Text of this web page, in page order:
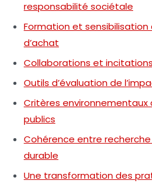
responsabilité sociétale
Formation et
d’achat
Collaborations et
Outils d’évaluation de
Critères environnementaux
publics
Cohérence entre
durable
Une transformation des